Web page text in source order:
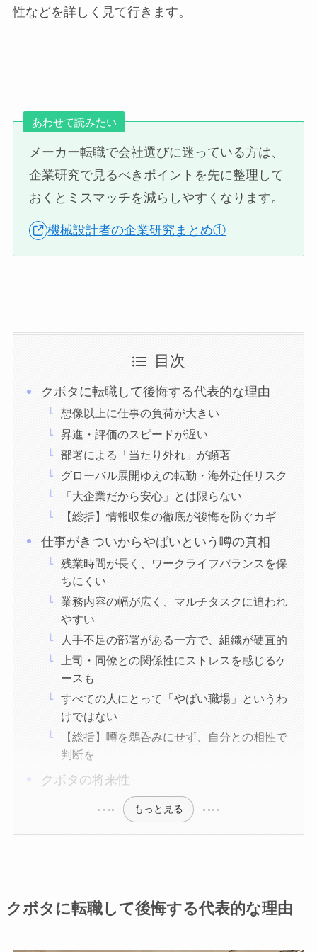
性などを詳しく見て行きます。
あわせて読みたい
メーカー転職で会社選びに迷っている方は、
企業研究で見るべきポイントを先に整理して
おくとミスマッチを減らしやすくなります。
機械設計者の企業研究まとめ①
目次
クボタに転職して後悔する代表的な理由
想像以上に仕事の負荷が大きい
昇進・評価のスピードが遅い
部署による「当たり外れ」が顕著
グローバル展開ゆえの転勤・海外赴任リスク
「大企業だから安心」とは限らない
【総括】情報収集の徹底が後悔を防ぐカギ
仕事がきついからやばいという噂の真相
残業時間が長く、ワークライフバランスを保
ちにくい
業務内容の幅が広く、マルチタスクに追われ
やすい
人手不足の部署がある一方で、組織が硬直的
上司・同僚との関係性にストレスを感じるケ
ースも
すべての人にとって「やばい職場」というわ
けではない
【総括】噂を鵜呑みにせず、自分との相性で
判断を
クボタの将来性
もっと見る
クボタに転職して後悔する代表的な理由